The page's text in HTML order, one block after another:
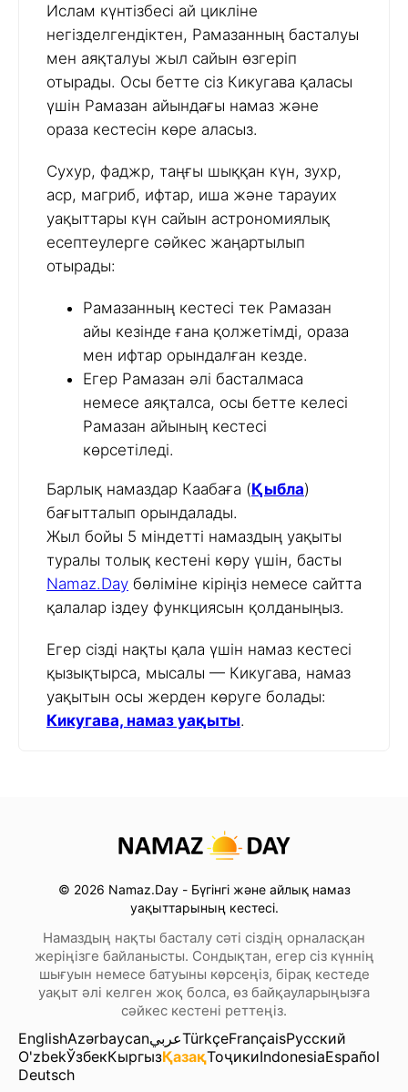
Ислам күнтізбесі ай цикліне
негізделгендіктен, Рамазанның басталуы
мен аяқталуы жыл сайын өзгеріп
отырады. Осы бетте сіз Кикугава қаласы
үшін Рамазан айындағы намаз және
ораза кестесін көре аласыз.
Сухур, фаджр, таңғы шыққан күн, зухр,
аср, магриб, ифтар, иша және тарауих
уақыттары күн сайын астрономиялық
есептеулерге сәйкес жаңартылып
отырады:
Рамазанның кестесі тек Рамазан
айы кезінде ғана қолжетімді, ораза
мен ифтар орындалған кезде.
Егер Рамазан әлі басталмаса
немесе аяқталса, осы бетте келесі
Рамазан айының кестесі
көрсетіледі.
Барлық намаздар Каабаға (Қыбла)
бағытталып орындалады.
Жыл бойы 5 міндетті намаздың уақыты
туралы толық кестені көру үшін, басты
Namaz.Day бөліміне кіріңіз немесе сайтта
қалалар іздеу функциясын қолданыңыз.
Егер сізді нақты қала үшін намаз кестесі
қызықтырса, мысалы — Кикугава, намаз
уақытын осы жерден көруге болады:
Кикугава, намаз уақыты.
© 2026 Namaz.Day - Бүгінгі және айлық намаз
уақыттарының кестесі.
Намаздың нақты басталу сәті сіздің орналасқан
жеріңізге байланысты. Сондықтан, егер сіз күннің
шығуын немесе батуыны көрсеңіз, бірақ кестеде
уақыт әлі келген жоқ болса, өз байқауларыңызға
сәйкес кестені реттеңіз.
EnglishAzərbaycanعربيTürkçeFrançaisРусский
O'zbekЎзбекКыргызҚазақТоҷикиIndonesiaEspañol
Deutsch